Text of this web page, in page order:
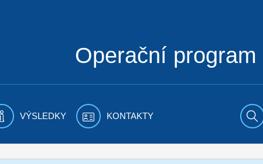
Operační program
VÝSLEDKY KONTAKTY